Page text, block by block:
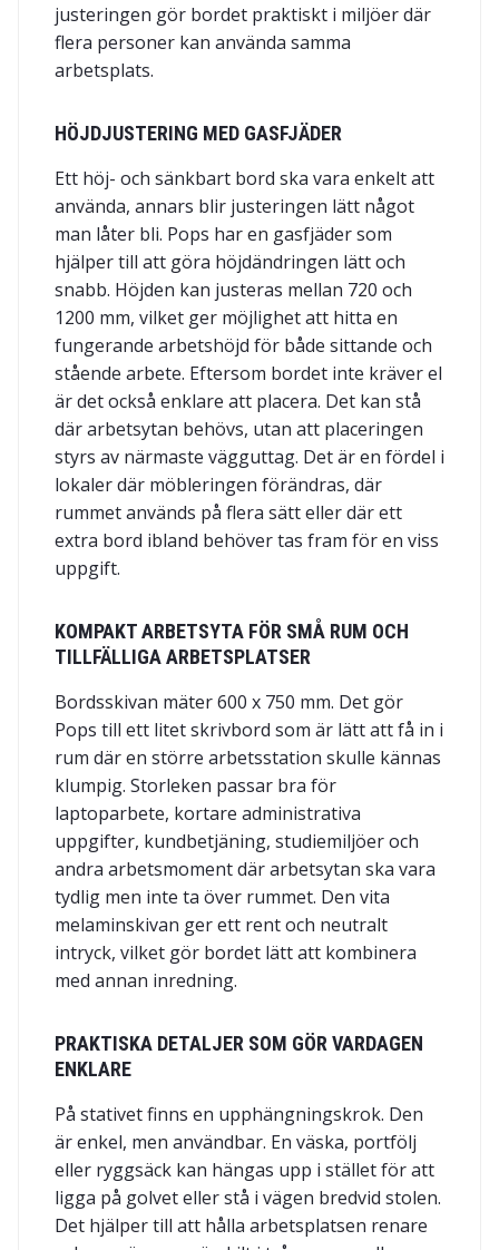
justeringen gör bordet praktiskt i miljöer där
flera personer kan använda samma
arbetsplats.
HÖJDJUSTERING MED GASFJÄDER
Ett höj- och sänkbart bord ska vara enkelt att
använda, annars blir justeringen lätt något
man låter bli. Pops har en gasfjäder som
hjälper till att göra höjdändringen lätt och
snabb. Höjden kan justeras mellan 720 och
1200 mm, vilket ger möjlighet att hitta en
fungerande arbetshöjd för både sittande och
stående arbete. Eftersom bordet inte kräver el
är det också enklare att placera. Det kan stå
där arbetsytan behövs, utan att placeringen
styrs av närmaste vägguttag. Det är en fördel i
lokaler där möbleringen förändras, där
rummet används på flera sätt eller där ett
extra bord ibland behöver tas fram för en viss
uppgift.
KOMPAKT ARBETSYTA FÖR SMÅ RUM OCH
TILLFÄLLIGA ARBETSPLATSER
Bordsskivan mäter 600 x 750 mm. Det gör
Pops till ett litet skrivbord som är lätt att få in i
rum där en större arbetsstation skulle kännas
klumpig. Storleken passar bra för
laptoparbete, kortare administrativa
uppgifter, kundbetjäning, studiemiljöer och
andra arbetsmoment där arbetsytan ska vara
tydlig men inte ta över rummet. Den vita
melaminskivan ger ett rent och neutralt
intryck, vilket gör bordet lätt att kombinera
med annan inredning.
PRAKTISKA DETALJER SOM GÖR VARDAGEN
ENKLARE
På stativet finns en upphängningskrok. Den
är enkel, men användbar. En väska, portfölj
eller ryggsäck kan hängas upp i stället för att
ligga på golvet eller stå i vägen bredvid stolen.
Det hjälper till att hålla arbetsplatsen renare